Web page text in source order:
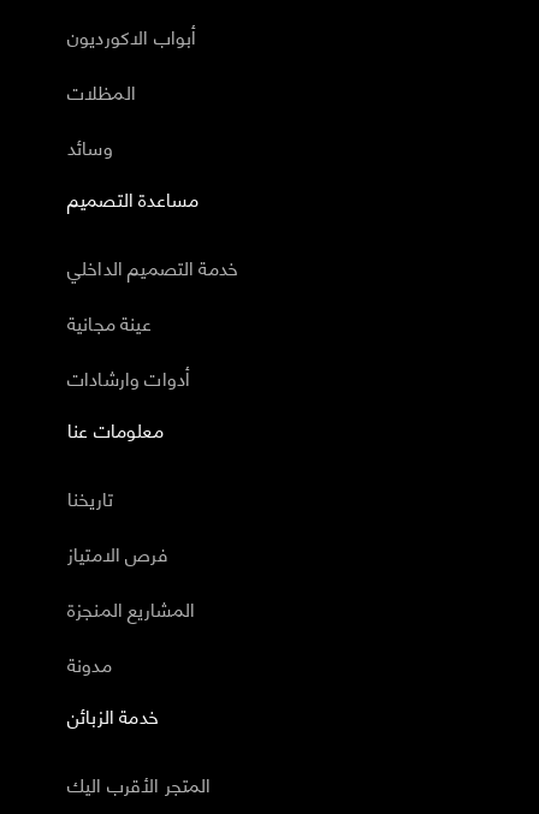
أبواب الاكورديون
المظلات
وسائد
مساعدة التصميم
خدمة التصميم الداخلي
عينة مجانية
أدوات وارشادات
معلومات عنا
تاريخنا
فرص الامتياز
المشاريع المنجزة
مدونة
خدمة الزبائن
المتجر الأقرب اليك